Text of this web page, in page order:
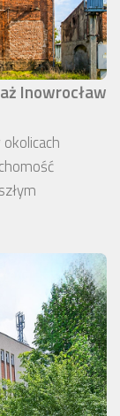
Inowrocław